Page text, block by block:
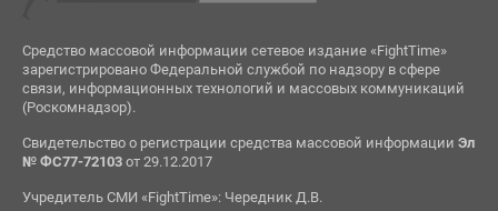
Средство массовой информации сетевое издание «FightTime»
зарегистрировано Федеральной службой по надзору в сфере
связи, информационных технологий и массовых коммуникаций
(Роскомнадзор).
Свидетельство о регистрации средства массовой информации Эл
№ ФС77-72103от 29.12.2017
Учредитель СМИ «FightTime»: Чередник Д.В.